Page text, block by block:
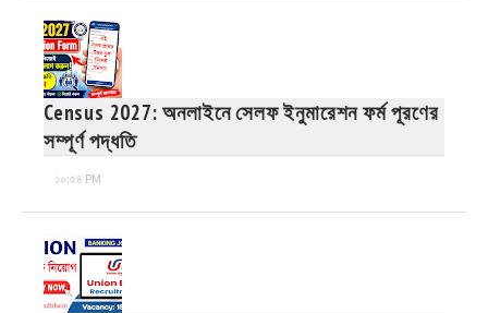
Census 2027: অনলাইনে সেলফ ইনুমারেশন ফর্ম পূরণের
সম্পূর্ণ পদ্ধতি
১০:৫৪ PM